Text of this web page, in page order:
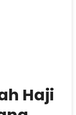
Haji